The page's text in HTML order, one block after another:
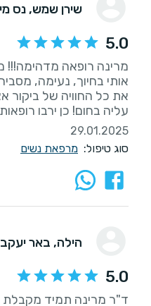
שירן שמש, נס
5.0
מרינה רופאה מדהימה!!!
אותי בחיוך, נעימה,
את כל החוויה של ביקור
עליה בחום! כן ירבו
29.01.2025
סוג טיפול: מרפאת נשים
הילה, באר יעקב
5.0
ד"ר מרינה תמיד מקבלת